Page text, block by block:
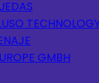
GMBH